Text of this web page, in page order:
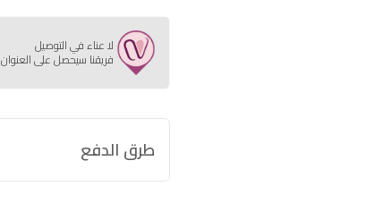
لا عناء في التوصيل
فريقنا سيحصل على العنوان
طرق الدفع